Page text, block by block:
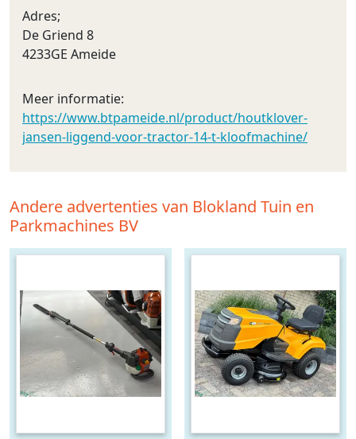
Adres;
De Griend 8
4233GE Ameide
Meer informatie:
https://www.btpameide.nl/product/houtklover-
jansen-liggend-voor-tractor-14-t-kloofmachine/
Andere advertenties van Blokland Tuin en
Parkmachines BV